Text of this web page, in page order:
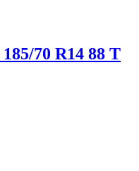
185/70 R14 88 T